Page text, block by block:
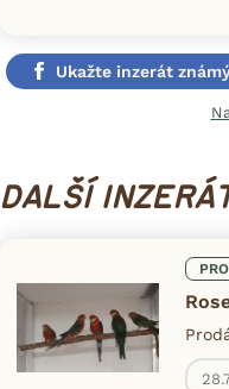
Ukažte inzerát
DALŠÍ